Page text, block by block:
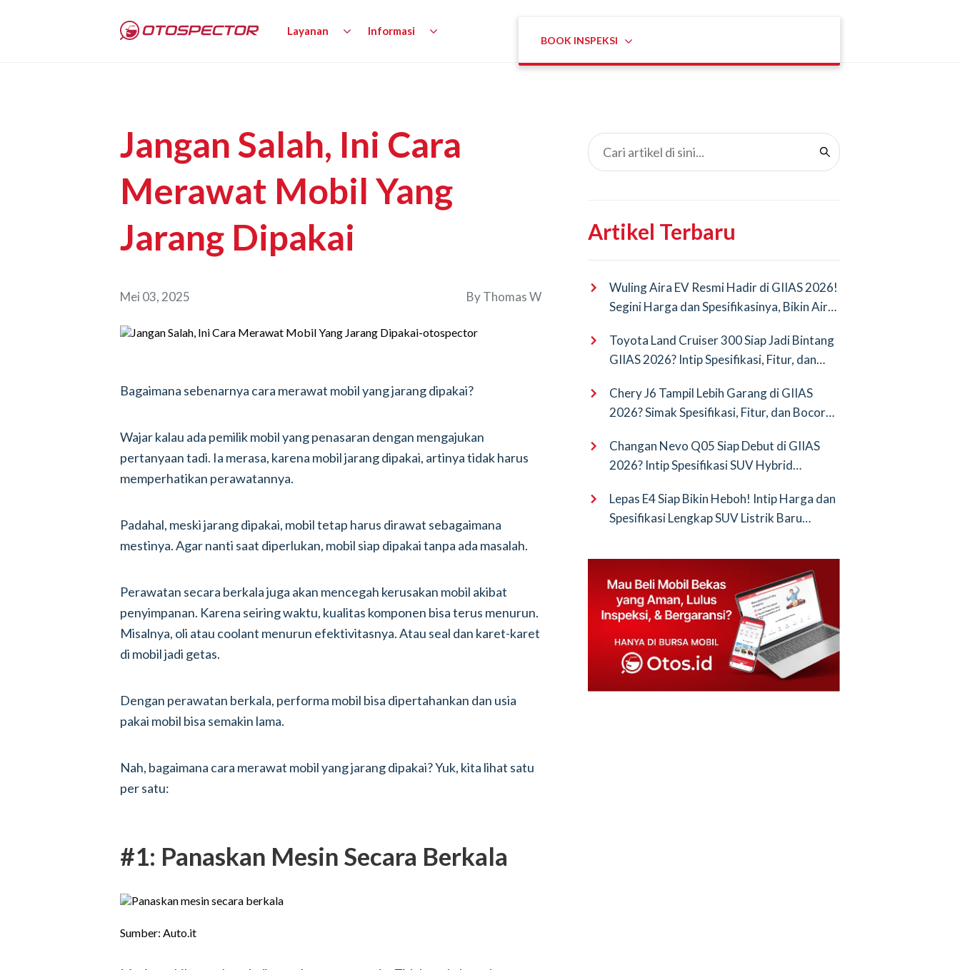
Layanan Informasi
Jangan Salah, Ini Cara
Merawat Mobil Yang
Jarang Dipakai
Mei 03, 2025 ByThomas W
Bagaimana sebenarnya cara merawat mobil yang jarang dipakai?
Wajar kalau ada pemilik mobil yang penasaran dengan mengajukan
pertanyaan tadi. Ia merasa, karena mobil jarang dipakai, artinya tidak harus
memperhatikan perawatannya.
Padahal, meski jarang dipakai, mobil tetap harus dirawat sebagaimana
mestinya. Agar nanti saat diperlukan, mobil siap dipakai tanpa ada masalah.
Perawatan secara berkala juga akan mencegah kerusakan mobil akibat
penyimpanan. Karena seiring waktu, kualitas komponen bisa terus menurun.
Misalnya, oli atau coolant menurun efektivitasnya. Atau seal dan karet-karet
di mobil jadi getas.
Dengan perawatan berkala, performa mobil bisa dipertahankan dan usia
pakai mobil bisa semakin lama.
Nah, bagaimana cara merawat mobil yang jarang dipakai? Yuk, kita lihat satu
per satu:
#1: Panaskan Mesin Secara Berkala
Sumber: Auto.it
Artikel Terbaru
Wuling Aira EV Resmi Hadir di GIIAS 2026!
Segini Harga dan Spesifikasinya, Bikin Air
Toyota Land Cruiser 300 Siap Jadi Bintang
GIIAS 2026? Intip Spesifikasi, Fitur, dan
Chery J6 Tampil Lebih Garang di GIIAS
2026? Simak Spesifikasi, Fitur, dan Bocoran
Changan Nevo Q05 Siap Debut di GIIAS
2026? Intip Spesifikasi SUV Hybrid
Lepas E4 Siap Bikin Heboh! Intip Harga dan
Spesifikasi Lengkap SUV Listrik Baru
BOOK INSPEKSI